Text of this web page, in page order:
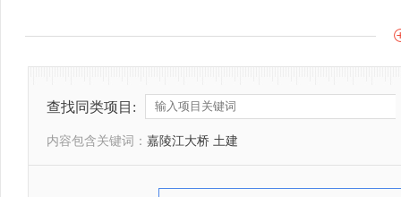
查找同类项目:
内容包含关键词： 嘉陵江大桥 土建